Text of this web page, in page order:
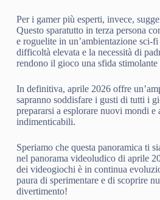
Per i gamer più esperti, invece,
Questo sparatutto in terza persona
e roguelite in un’ambientazione sci-
difficoltà elevata e la necessità di
rendono il gioco una sfida stimolante
In definitiva, aprile 2026 offre
sapranno soddisfare i gusti di tutti i
prepararsi a esplorare nuovi mondi e
indimenticabili.
Speriamo che questa panoramica ti
nel panorama videoludico di aprile
dei videogiochi è in continua
paura di sperimentare e di scoprire
divertimento!